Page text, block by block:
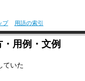
プ 用語の索引
・用例・文例
ていた